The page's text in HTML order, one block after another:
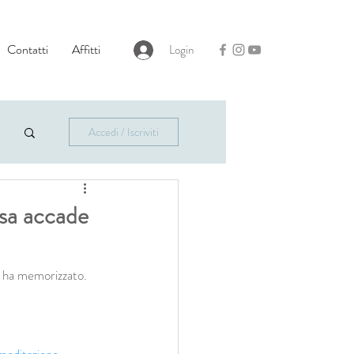
Contatti Affitti Login
Accedi / Iscriviti
accade
memorizzato.